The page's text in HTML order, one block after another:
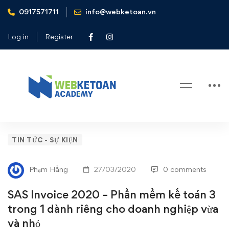
0917571711 info@webketoan.vn
Log in Register
Home
Tin tức - Sự kiện
riêng cho doanh nghiệp vừa và nhỏ
SAS
Invoice
2020
–
Phần
TIN TỨC - SỰ KIỆN
Phạm Hằng 27/03/2020 0 comments
SAS Invoice 2020 – Phần mềm kế toán 3
trong 1 dành riêng cho doanh nghiệp vừa
và nhỏ